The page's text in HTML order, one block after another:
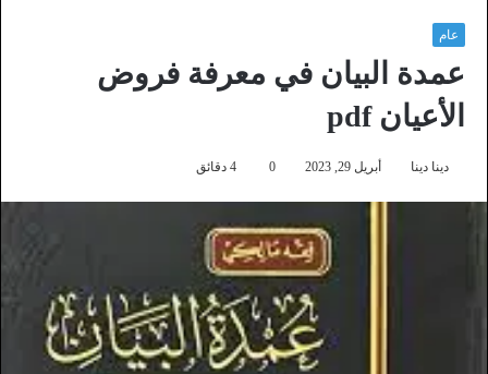
عام
عمدة البيان في معرفة فروض
الأعيان pdf
دينا دينا أبريل 29, 2023 0